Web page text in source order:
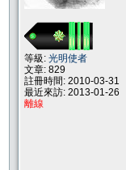
等級: 光明使者
文章: 829
註冊時間: 2010-03-31
最近來訪: 2013-01-26
離線